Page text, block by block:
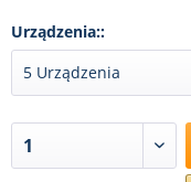
Urządzenia::